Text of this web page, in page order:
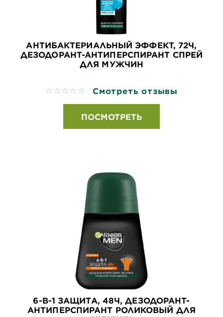
АНТИБАКТЕРИАЛЬНЫЙ ЭФФЕКТ, 72Ч,
ДЕЗОДОРАНТ-АНТИПЕРСПИРАНТ СПРЕЙ
ДЛЯ МУЖЧИН
No reviews Смотреть отзывы
ПОСМОТРЕТЬ
6-В-1 ЗАЩИТА, 48Ч, ДЕЗОДОРАНТ-
АНТИПЕРСПИРАНТ РОЛИКОВЫЙ ДЛЯ